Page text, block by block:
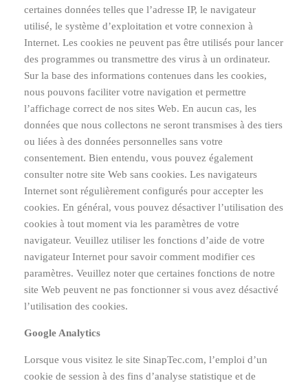
certaines données telles que l’adresse IP, le navigateur
utilisé, le système d’exploitation et votre connexion à
Internet. Les cookies ne peuvent pas être utilisés pour lancer
des programmes ou transmettre des virus à un ordinateur.
Sur la base des informations contenues dans les cookies,
nous pouvons faciliter votre navigation et permettre
l’affichage correct de nos sites Web. En aucun cas, les
données que nous collectons ne seront transmises à des tiers
ou liées à des données personnelles sans votre
consentement. Bien entendu, vous pouvez également
consulter notre site Web sans cookies. Les navigateurs
Internet sont régulièrement configurés pour accepter les
cookies. En général, vous pouvez désactiver l’utilisation des
cookies à tout moment via les paramètres de votre
navigateur. Veuillez utiliser les fonctions d’aide de votre
navigateur Internet pour savoir comment modifier ces
paramètres. Veuillez noter que certaines fonctions de notre
site Web peuvent ne pas fonctionner si vous avez désactivé
l’utilisation des cookies.
Google Analytics
Lorsque vous visitez le site SinapTec.com, l’emploi d’un
cookie de session à des fins d’analyse statistique et de